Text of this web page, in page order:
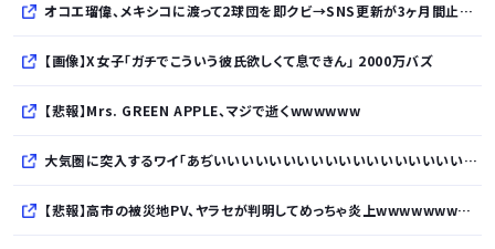
オコエ瑠偉、メキシコに渡って2球団を即クビ→SNS更新が3ヶ月間止まって消息不明に
【画像】X女子「ガチでこういう彼氏欲しくて息できん」 2000万バズ
【悲報】Mrs. GREEN APPLE、マジで逝くwwwwww
大気圏に突入するワイ「あぢいいいいいいいいいいいいいいいいいい！！！！」
【悲報】高市の被災地PV、ヤラセが判明してめっちゃ炎上wwwwwwwwwwwwwwwwwwwwwwwwwww